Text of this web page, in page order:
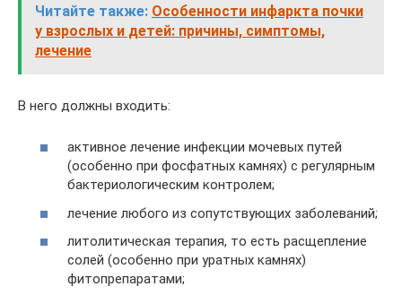
Читайте также: Особенности инфаркта почки
у взрослых и детей: причины, симптомы,
лечение
В него должны входить:
активное лечение инфекции мочевых путей
(особенно при фосфатных камнях) с регулярным
бактериологическим контролем;
лечение любого из сопутствующих заболеваний;
литолитическая терапия, то есть расщепление
солей (особенно при уратных камнях)
фитопрепаратами;